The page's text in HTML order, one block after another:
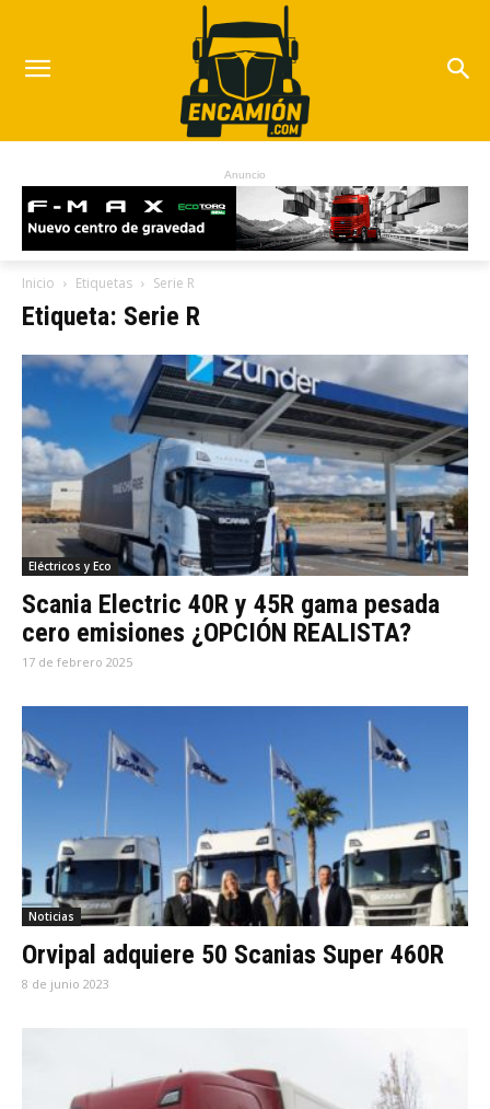
Anuncio
Inicio Etiquetas Serie R
Etiqueta: Serie R
Eléctricos y Eco
Scania Electric 40R y 45R gama pesada
cero emisiones ¿OPCIÓN REALISTA?
17 de febrero 2025
Noticias
Orvipal adquiere 50 Scanias Super 460R
8 de junio 2023